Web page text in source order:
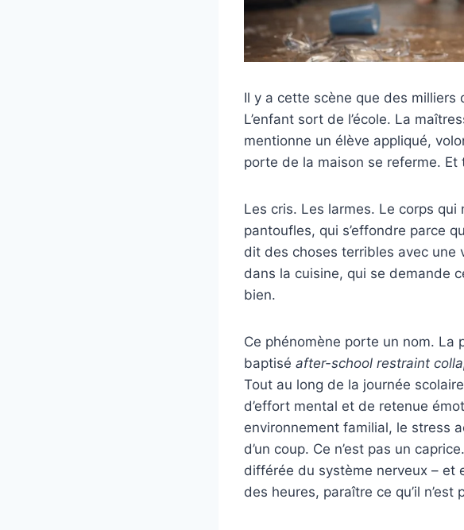
Il y a cette scène que des milliers
L’enfant sort de l’école. La
mentionne un élève appliqué,
porte de la maison se referme. Et
Les cris. Les larmes. Le corps
pantoufles, qui s’effondre parce
dit des choses terribles avec une
dans la cuisine, qui se demande
bien.
Ce phénomène porte un nom. La
baptisé after-school restraint
Tout au long de la journée
d’effort mental et de retenue
environnement familial, le stress
d’un coup. Ce n’est pas un
différée du système nerveux – et
des heures, paraître ce qu’il n’est